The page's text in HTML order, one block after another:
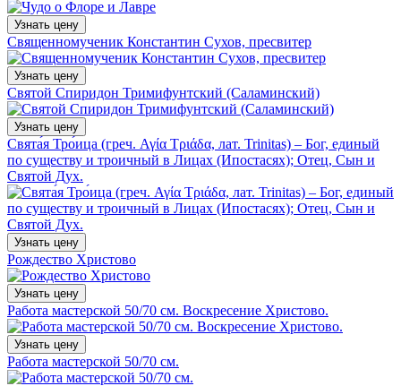
Узнать цену
Священномученик Константин Сухов, пресвитер
Узнать цену
Святой Спиридон Тримифунтский (Саламинский)
Узнать цену
Свята́я Тро́ица (греч. Αγία Τριάδα, лат. Trinitas) – Бог, единый
по существу и троичный в Лицах (Ипостасях); Отец, Сын и
Святой Дух.
Узнать цену
Рождество Христово
Узнать цену
Работа мастерской 50/70 см. Воскресение Христово.
Узнать цену
Работа мастерской 50/70 см.